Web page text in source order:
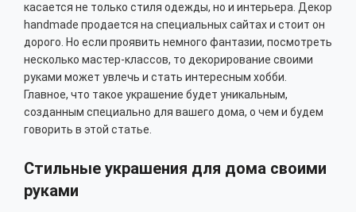
касается не только стиля одежды, но и интерьера. Декор
handmade продается на специальных сайтах и стоит он
дорого. Но если проявить немного фантазии, посмотреть
несколько мастер-классов, то декорирование своими
руками может увлечь и стать интересным хобби.
Главное, что такое украшение будет уникальным,
созданным специально для вашего дома, о чем и будем
говорить в этой статье.
Стильные украшения для дома своими
руками